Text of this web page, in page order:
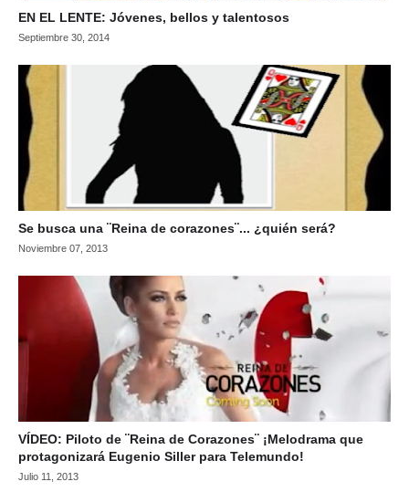
EN EL LENTE: Jóvenes, bellos y talentosos
Septiembre 30, 2014
Se busca una ¨Reina de corazones¨... ¿quién será?
Noviembre 07, 2013
VÍDEO: Piloto de ¨Reina de Corazones¨ ¡Melodrama que
protagonizará Eugenio Siller para Telemundo!
Julio 11, 2013